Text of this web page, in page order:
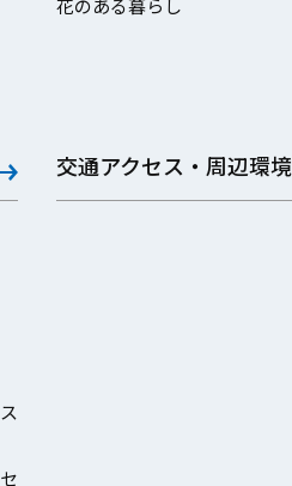
花のある暮らし
交通アクセス・周辺環境